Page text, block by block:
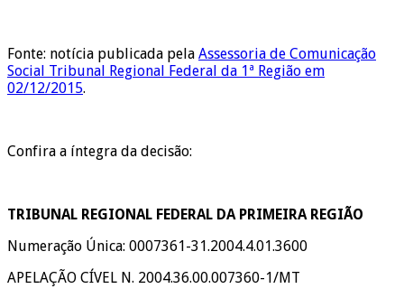
Fonte: notícia publicada pela Assessoria de Comunicação
Social Tribunal Regional Federal da 1ª Região em
02/12/2015.
Confira a íntegra da decisão:
TRIBUNAL REGIONAL FEDERAL DA PRIMEIRA REGIÃO
Numeração Única: 0007361-31.2004.4.01.3600
APELAÇÃO CÍVEL N. 2004.36.00.007360-1/MT